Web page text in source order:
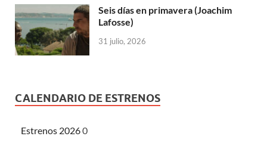
Seis días en primavera (Joachim
Lafosse)
31 julio, 2026
CALENDARIO DE ESTRENOS
Estrenos 20260